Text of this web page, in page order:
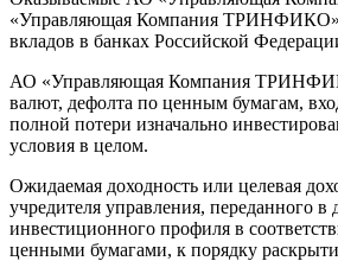
«Управляющая Компания ТРИНФИКО»
вкладов в банках Российской
АО «Управляющая Компания
валют, дефолта по ценным бумагам,
полной потери изначально
условия в целом.
Ожидаемая доходность или целевая
учредителя управления, переданного в
инвестиционного профиля в
ценными бумагами, к порядку